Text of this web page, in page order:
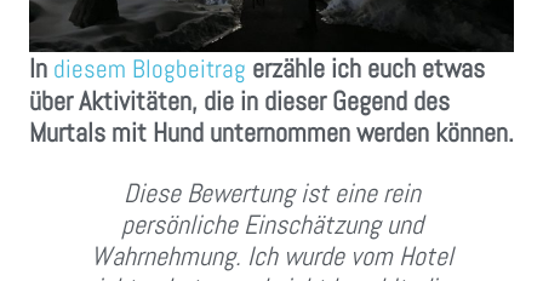
In diesem Blogbeitrag erzähle ich euch etwas
über Aktivitäten, die in dieser Gegend des
Murtals mit Hund unternommen werden können.
Diese Bewertung ist eine rein
persönliche Einschätzung und
Wahrnehmung. Ich wurde vom Hotel